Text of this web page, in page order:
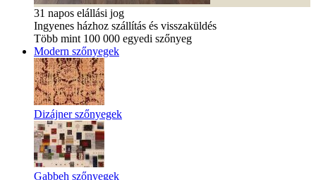
31 napos elállási jog
Ingyenes házhoz szállítás és visszaküldés
Több mint 100 000 egyedi szőnyeg
Modern szőnyegek
Dizájner szőnyegek
Gabbeh szőnyegek